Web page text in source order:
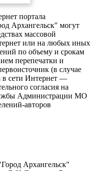
портала
Архангельск" могут
массовой
или на любых иных
по объему и срокам
перепечатки и
(в случае
в сети Интернет —
согласия на
Администрации МО
авторов
Архангельск"